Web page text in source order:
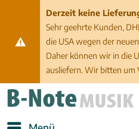
Derzeit keine
Sehr geehrte Kunden,
die USA wegen der
Daher können wir in die
ausliefern. Wir bitten um